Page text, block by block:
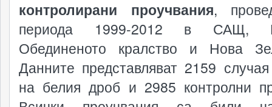
контролирани проучвания,
периода 1999-2012 в САЩ,
Обединеното кралство и Нова
Данните представляват 2159
на белия дроб и 2985 контролни